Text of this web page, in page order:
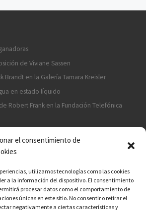
el consentimiento de
utilizamos tecnologías como las cookies
a la información del dispositivo. El consentimiento
procesar datos como el comportamiento de
únicas en este sitio. No consentir o retirar el
negativamente a ciertas características y
de Viviane Sassen
Brandt en la Galería Tamara Kreisler
en estado líquido
Robert Frank en la Fundación Telefónica
EN MANO!